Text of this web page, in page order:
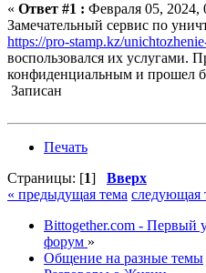
« Ответ #1 : Февраля 05, 2024,
Замечательный сервис по
https://pro-stamp.kz/
воспользовался их услугами.
конфиденциальным и прошел
Записан
Печать
Страницы: [1] Вверх
« предыдущая тема следующая
Bittogether.com - Первый
форум »
Общение на разные темы